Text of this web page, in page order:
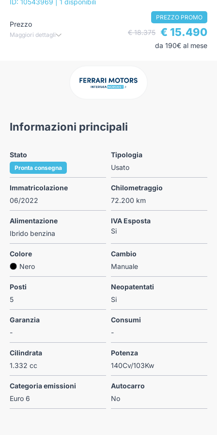
Prezzo
Maggiori dettagli
PREZZO PROMO
€ 18.375 € 15.490
da 190€ al mese
Informazioni principali
Stato
Pronta consegna
Tipologia
Usato
Immatricolazione
06/2022
Chilometraggio
72.200 km
Alimentazione
Ibrido benzina
IVA Esposta
Si
Colore
Nero
Cambio
Manuale
Posti
5
Neopatentati
Si
Garanzia
-
Consumi
-
Cilindrata
1.332 cc
Potenza
140Cv/103Kw
Categoria emissioni
Euro 6
Autocarro
No